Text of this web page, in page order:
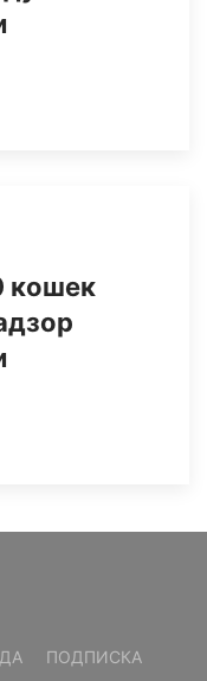
кошек
ПОДПИСКА